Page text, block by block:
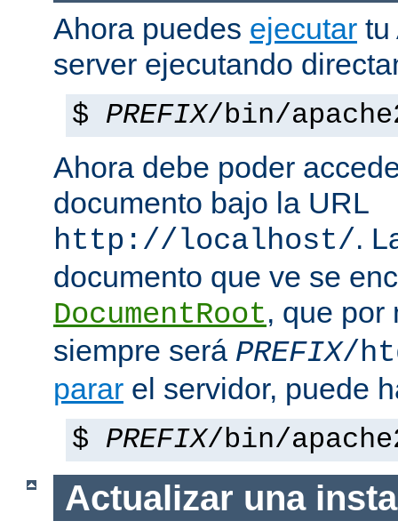
Ahora puedes ejecutar tu
server ejecutando
$ PREFIX/bin/
Ahora debe poder
documento bajo la URL
http://localhost/.
documento que ve se
DocumentRoot, que por
siempre será PREFIX/
parar el servidor, puede
$ PREFIX/bin/
Actualizar una